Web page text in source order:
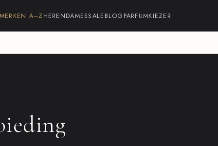
A–Z HERENDAMESSALE BLOG PARFUMKIEZER